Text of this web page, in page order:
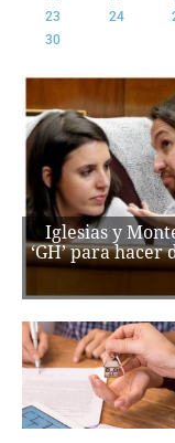
GENTE
OTRAS WEBS
CRIMEN Y
MOTOR
RELIGION
EXPERTOS
SALUD
24X7
LA
LA
23
24
30
Iglesias y
‘GH’ para